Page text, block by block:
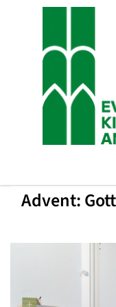
Advent: